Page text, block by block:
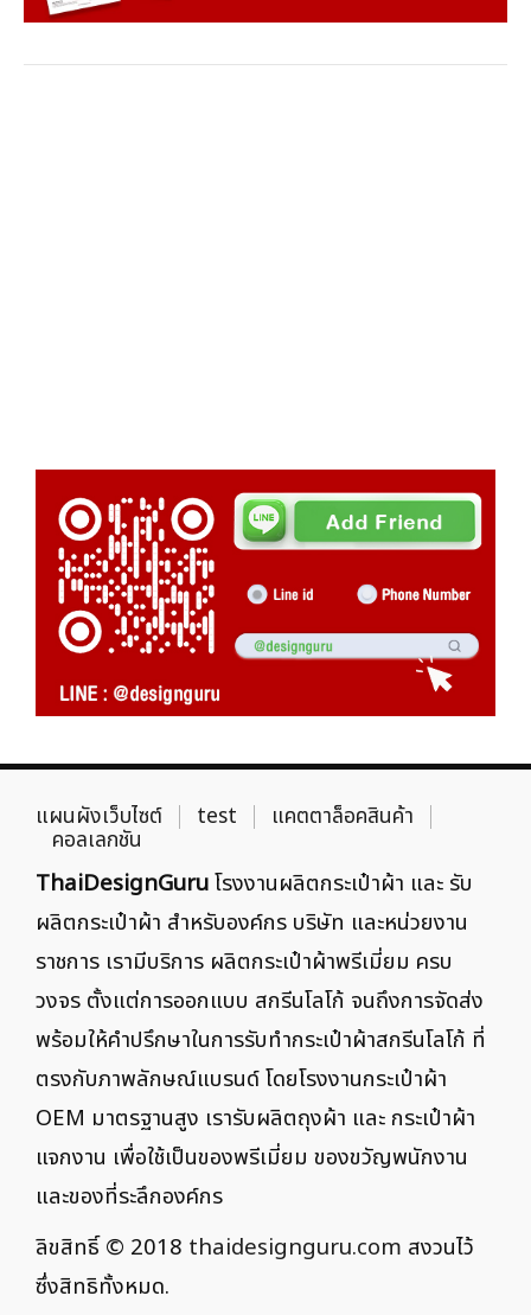
แผนผังเว็บไซต์ test แคตตาล็อคสินค้า
คอลเลกชัน
ThaiDesignGuruโรงงานผลิตกระเป๋าผ้า และ รับ
ผลิตกระเป๋าผ้า สำหรับองค์กร บริษัท และหน่วยงาน
ราชการ เรามีบริการ ผลิตกระเป๋าผ้าพรีเมี่ยม ครบ
วงจร ตั้งแต่การออกแบบ สกรีนโลโก้ จนถึงการจัดส่ง
พร้อมให้คำปรึกษาในการรับทำกระเป๋าผ้าสกรีนโลโก้ ที่
ตรงกับภาพลักษณ์แบรนด์ โดยโรงงานกระเป๋าผ้า
OEM มาตรฐานสูง เรารับผลิตถุงผ้า และ กระเป๋าผ้า
แจกงาน เพื่อใช้เป็นของพรีเมี่ยม ของขวัญพนักงาน
และของที่ระลึกองค์กร
ลิขสิทธิ์ © 2018 thaidesignguru.com สงวนไว้
ซึ่งสิทธิทั้งหมด.